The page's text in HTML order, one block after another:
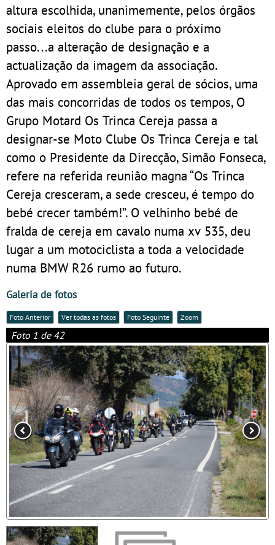
altura escolhida, unanimemente, pelos órgãos
sociais eleitos do clube para o próximo
passo...a alteração de designação e a
actualização da imagem da associação.
Aprovado em assembleia geral de sócios, uma
das mais concorridas de todos os tempos, O
Grupo Motard Os Trinca Cereja passa a
designar-se Moto Clube Os Trinca Cereja e tal
como o Presidente da Direcção, Simão Fonseca,
refere na referida reunião magna “Os Trinca
Cereja cresceram, a sede cresceu, é tempo do
bebé crecer também!”. O velhinho bebé de
fralda de cereja em cavalo numa xv 535, deu
lugar a um motociclista a toda a velocidade
numa BMW R26 rumo ao futuro.
Galeria de fotos
Foto Anterior Ver todas as fotos Foto Seguinte Zoom
Foto 1 de 42